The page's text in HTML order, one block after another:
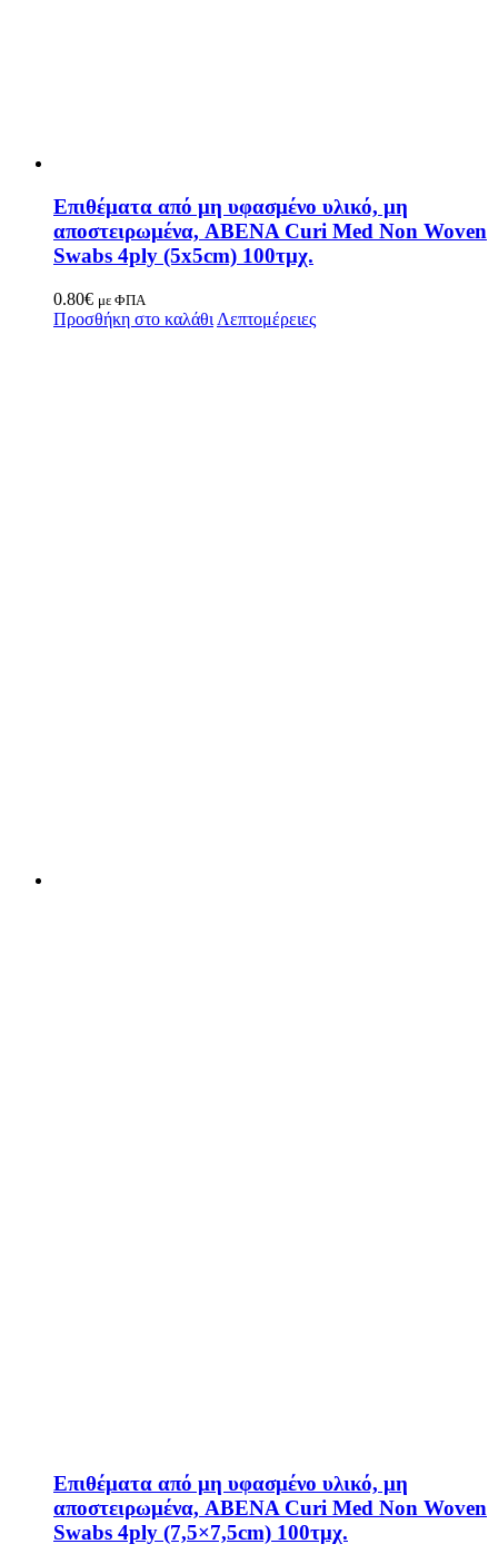
Επιθέματα από μη υφασμένο υλικό, μη
αποστειρωμένα, ABENA Curi Med Non Woven
Swabs 4ply (5x5cm) 100τμχ.
0.80€ με ΦΠΑ
Προσθήκη στο καλάθι Λεπτομέρειες
Επιθέματα από μη υφασμένο υλικό, μη
αποστειρωμένα, ABENA Curi Med Non Woven
Swabs 4ply (7,5×7,5cm) 100τμχ.